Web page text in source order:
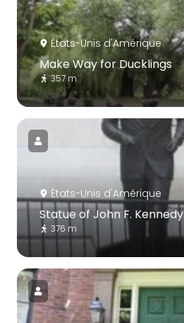
États-Unis d'Amérique
Make Way for Ducklings
357 m
États-Unis d'Amérique
Statue of John F. Kennedy
376 m